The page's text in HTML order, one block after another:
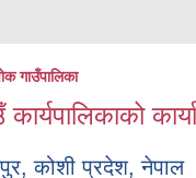
गाउँपालिका
कार्यपालिकाको
कोशी प्रदेश, नेपाल